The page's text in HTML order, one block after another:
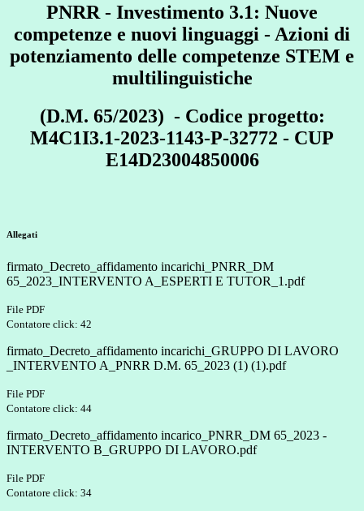
PNRR - Investimento 3.1: Nuove
competenze e nuovi linguaggi - Azioni di
potenziamento delle competenze STEM e
multilinguistiche
(D.M. 65/2023) - Codice progetto:
M4C1I3.1-2023-1143-P-32772 - CUP
E14D23004850006
Allegati
firmato_Decreto_affidamento incarichi_PNRR_DM
65_2023_INTERVENTO A_ESPERTI E TUTOR_1.pdf
File PDF
Contatore click: 42
firmato_Decreto_affidamento incarichi_GRUPPO DI LAVORO
_INTERVENTO A_PNRR D.M. 65_2023 (1) (1).pdf
File PDF
Contatore click: 44
firmato_Decreto_affidamento incarico_PNRR_DM 65_2023 -
INTERVENTO B_GRUPPO DI LAVORO.pdf
File PDF
Contatore click: 34